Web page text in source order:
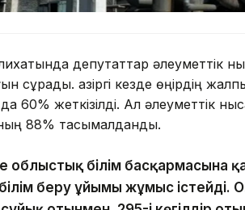
депутаттар әлеуметтік
сұрады. Қазіргі кезде өңірдің
60% жеткізілді. Ал әлеуметтік
88% тасымалданды.
облыстық білім басқармасына
беру ұйымы жұмыс істейді.